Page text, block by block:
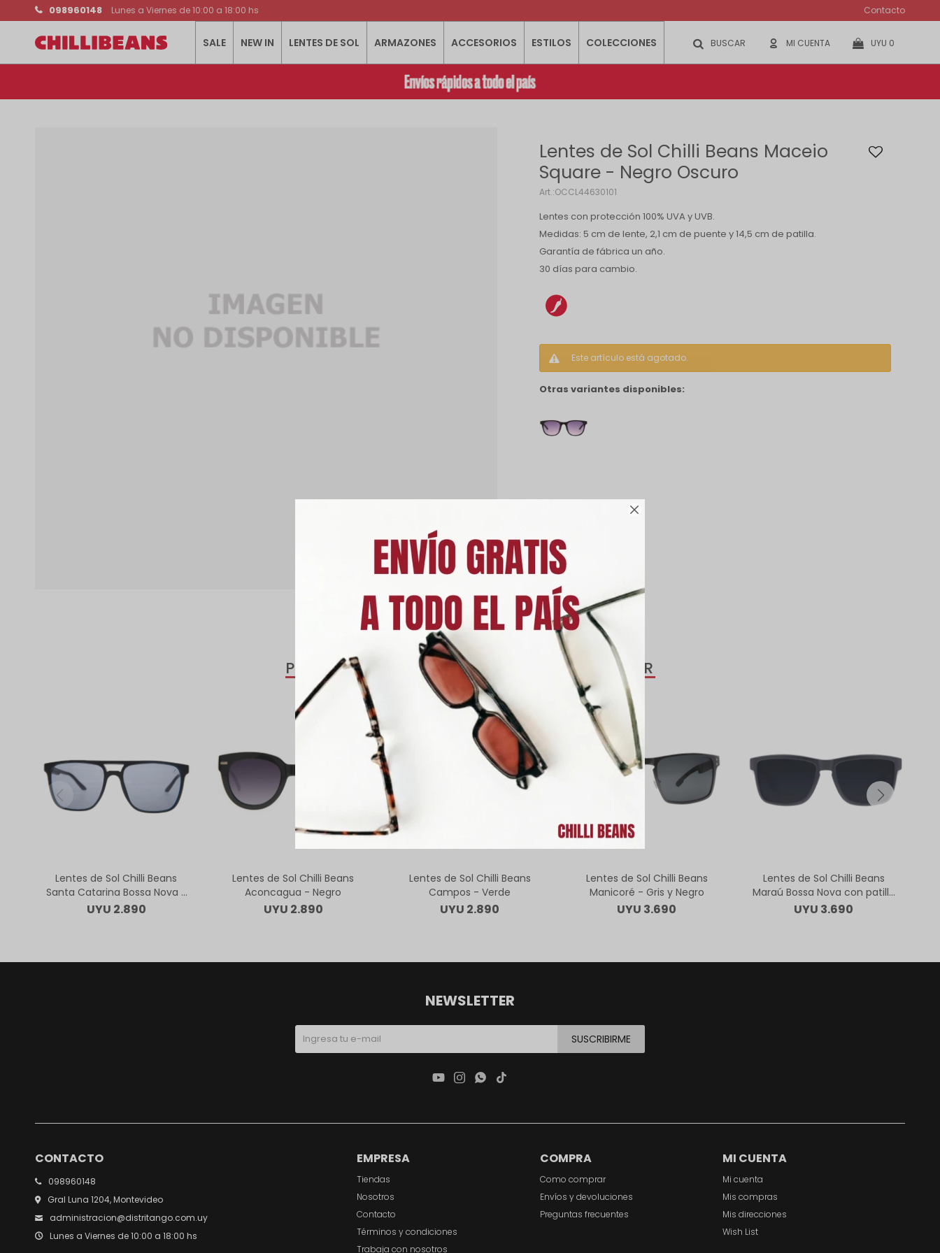

SALE NEW IN LENTES DE SOL ARMAZONES ACCESORIOS ESTILOS COLECCIONES UYU 0
098960148 Lunes a Viernes de 10:00 a 18:00 hs Contacto
Lentes de Sol Chilli Beans Maceio
Square - Negro Oscuro
OCCL44630101
Lentes con protección 100% UVA y UVB.
Medidas: 5 cm de lente, 2,1 cm de puente y 14,5 cm de patilla.
Garantía de fábrica un año.
30 días para cambio.
Este artículo está agotado.
Otras variantes disponibles:
PRODUCTOS QUE TE PUEDEN INTERESAR
Lentes de Sol Chilli Beans
Santa Catarina Bossa Nova -
Negro
UYU 2.890
Lentes de Sol Chilli Beans
Aconcagua - Negro
UYU 2.890
Lentes de Sol Chilli Beans
Campos - Verde
UYU 2.890
Lentes de Sol Chilli Beans
Manicoré - Gris y Negro
UYU 3.690
Lentes de Sol Chilli Beans
Maraú Bossa Nova con patilla
intercambiable - Negro
UYU 3.690
CONTACTO
098960148
Gral Luna 1204, Montevideo
administracion@distritango.com.uy
Lunes a Viernes de 10:00 a 18:00 hs
EMPRESA
Tiendas
Nosotros
Contacto
Términos y condiciones
Trabaja con nosotros
COMPRA
Como comprar
Envíos y devoluciones
Preguntas frecuentes
MI CUENTA
Mi cuenta
Mis compras
Mis direcciones
Wish List
NEWSLETTER
SUSCRIBIRME
   